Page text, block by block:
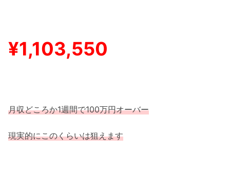
¥1,103,550
月収どころか1週間で100万円オーバー
現実的にこのくらいは狙えます